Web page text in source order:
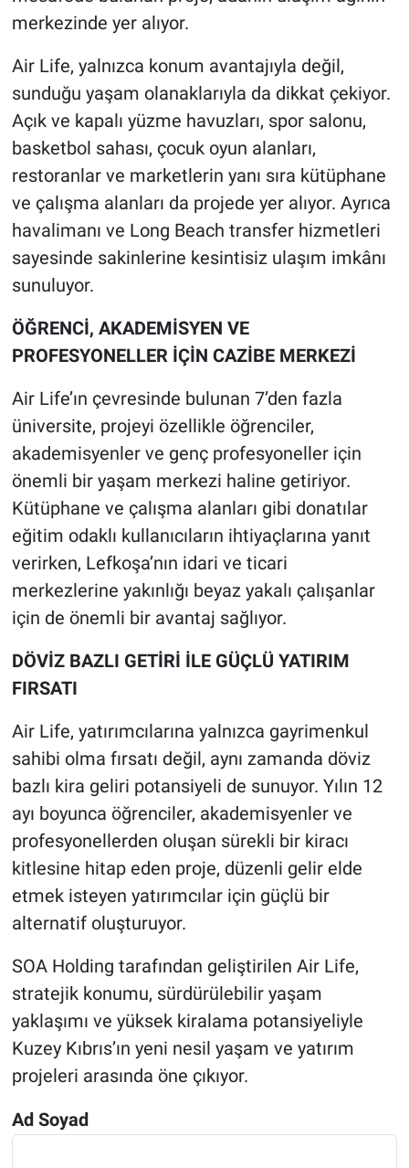
merkezinde yer alıyor.
Air Life, yalnızca konum avantajıyla değil,
sunduğu yaşam olanaklarıyla da dikkat çekiyor.
Açık ve kapalı yüzme havuzları, spor salonu,
basketbol sahası, çocuk oyun alanları,
restoranlar ve marketlerin yanı sıra kütüphane
ve çalışma alanları da projede yer alıyor. Ayrıca
havalimanı ve Long Beach transfer hizmetleri
sayesinde sakinlerine kesintisiz ulaşım imkânı
sunuluyor.
ÖĞRENCİ, AKADEMİSYEN VE
PROFESYONELLER İÇİN CAZİBE MERKEZİ
Air Life’ın çevresinde bulunan 7’den fazla
üniversite, projeyi özellikle öğrenciler,
akademisyenler ve genç profesyoneller için
önemli bir yaşam merkezi haline getiriyor.
Kütüphane ve çalışma alanları gibi donatılar
eğitim odaklı kullanıcıların ihtiyaçlarına yanıt
verirken, Lefkoşa’nın idari ve ticari
merkezlerine yakınlığı beyaz yakalı çalışanlar
için de önemli bir avantaj sağlıyor.
DÖVİZ BAZLI GETİRİ İLE GÜÇLÜ YATIRIM
FIRSATI
Air Life, yatırımcılarına yalnızca gayrimenkul
sahibi olma fırsatı değil, aynı zamanda döviz
bazlı kira geliri potansiyeli de sunuyor. Yılın 12
ayı boyunca öğrenciler, akademisyenler ve
profesyonellerden oluşan sürekli bir kiracı
kitlesine hitap eden proje, düzenli gelir elde
etmek isteyen yatırımcılar için güçlü bir
alternatif oluşturuyor.
SOA Holding tarafından geliştirilen Air Life,
stratejik konumu, sürdürülebilir yaşam
yaklaşımı ve yüksek kiralama potansiyeliyle
Kuzey Kıbrıs’ın yeni nesil yaşam ve yatırım
projeleri arasında öne çıkıyor.
Ad Soyad